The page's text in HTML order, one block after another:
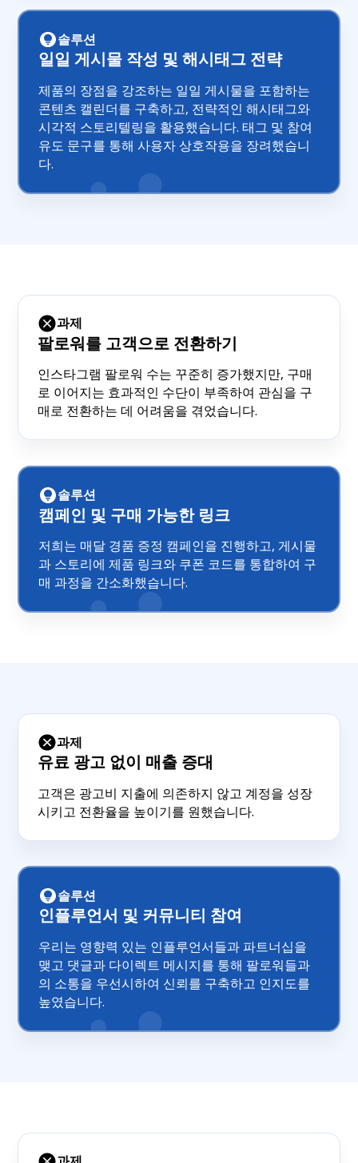
솔루션
일일 게시물 작성 및 해시태그 전략
제품의 장점을 강조하는 일일 게시물을 포함하는
콘텐츠 캘린더를 구축하고, 전략적인 해시태그와
시각적 스토리텔링을 활용했습니다. 태그 및 참여
유도 문구를 통해 사용자 상호작용을 장려했습니
다.
과제
팔로워를 고객으로 전환하기
인스타그램 팔로워 수는 꾸준히 증가했지만, 구매
로 이어지는 효과적인 수단이 부족하여 관심을 구
매로 전환하는 데 어려움을 겪었습니다.
솔루션
캠페인 및 구매 가능한 링크
저희는 매달 경품 증정 캠페인을 진행하고, 게시물
과 스토리에 제품 링크와 쿠폰 코드를 통합하여 구
매 과정을 간소화했습니다.
과제
유료 광고 없이 매출 증대
고객은 광고비 지출에 의존하지 않고 계정을 성장
시키고 전환율을 높이기를 원했습니다.
솔루션
인플루언서 및 커뮤니티 참여
우리는 영향력 있는 인플루언서들과 파트너십을
맺고 댓글과 다이렉트 메시지를 통해 팔로워들과
의 소통을 우선시하여 신뢰를 구축하고 인지도를
높였습니다.